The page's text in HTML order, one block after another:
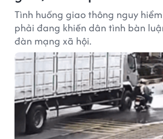
Tình huống giao thông nguy
phải đang khiến dân tình bàn
đàn mạng xã hội.